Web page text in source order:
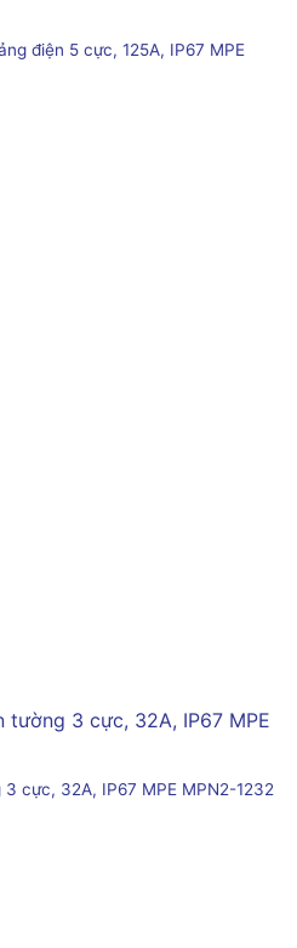
điện 5 cực, 125A, IP67 MPE
cực, 32A, IP67 MPE MPN2-1232